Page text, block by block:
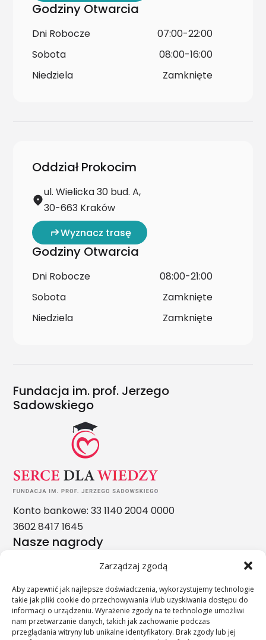
Zarządzaj zgodą
Aby zapewnić jak najlepsze doświadczenia, wykorzystujemy technologie
takie jak pliki cookie do przechowywania i/lub uzyskiwania dostępu do
informacji o urządzeniu. Wyrażenie zgody na te technologie umożliwi
nam przetwarzanie danych, takich jak zachowanie podczas
przeglądania witryny lub unikalne identyfikatory. Brak zgody lub jej
Godziny Otwarcia
Dni Robocze
07:00-22:00
Sobota
08:00-16:00
Niedziela
Zamknięte
Oddział Prokocim
ul. Wielicka 30 bud. A,
30-663 Kraków
Wyznacz trasę
Godziny Otwarcia
Dni Robocze
08:00-21:00
Sobota
Zamknięte
Niedziela
Zamknięte
Fundacja im. prof. Jerzego
Sadowskiego
Konto bankowe: 33 1140 2004 0000
3602 8417 1645
Nasze nagrody